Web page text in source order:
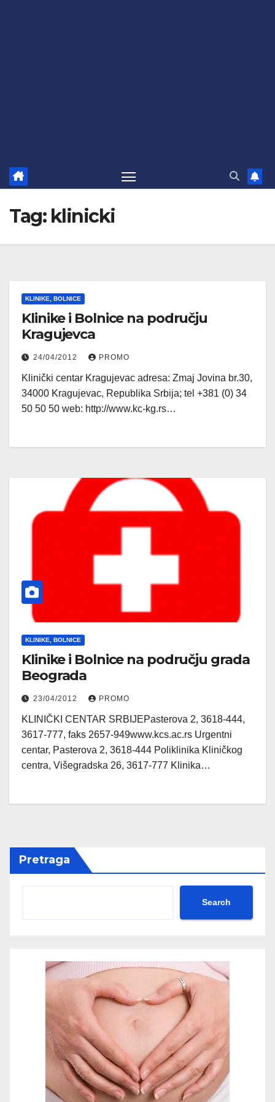
Tag: klinicki
KLINIKE, BOLNICE
Klinike i Bolnice na području
Kragujevca
24/04/2012 PROMO
Klinički centar Kragujevac adresa: Zmaj Jovina br.30,
34000 Kragujevac, Republika Srbija; tel +381 (0) 34
50 50 50 web: http://www.kc-kg.rs…
KLINIKE, BOLNICE
Klinike i Bolnice na području grada
Beograda
23/04/2012 PROMO
KLINIČKI CENTAR SRBIJEPasterova 2, 3618-444,
3617-777, faks 2657-949www.kcs.ac.rs Urgentni
centar, Pasterova 2, 3618-444 Poliklinika Kliničkog
centra, Višegradska 26, 3617-777 Klinika…
Pretraga
Search